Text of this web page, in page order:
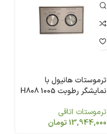
ترموستات هانیول با
نمایشگر رطوبت 1005 H808
ترموستات اتاقی
13,944,000تومان